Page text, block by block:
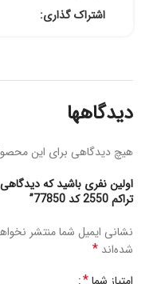
اشتراک گذاری:
دیدگاهها
هیچ دیدگاهی برای این
تراکم 2550 کد 77850”
نشانی ایمیل شما منتشر
شده‌اند *